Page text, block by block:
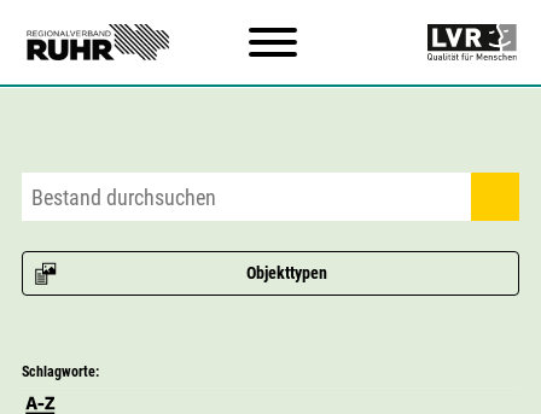
Objekttypen
Schlagworte: